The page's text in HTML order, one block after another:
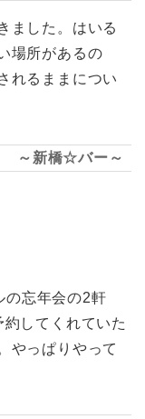
ました。はいる
場所があるの
れるままについ
～新橋☆バー～
の忘年会の2軒
してくれていた
やっぱりやって